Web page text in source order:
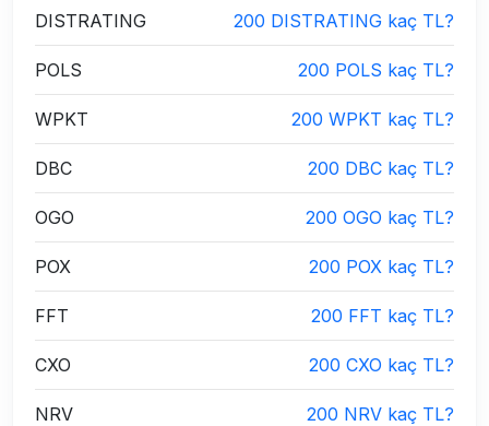
DISTRATING 200 DISTRATING kaç TL?
POLS 200 POLS kaç TL?
WPKT 200 WPKT kaç TL?
DBC 200 DBC kaç TL?
OGO 200 OGO kaç TL?
POX 200 POX kaç TL?
FFT 200 FFT kaç TL?
CXO 200 CXO kaç TL?
NRV 200 NRV kaç TL?